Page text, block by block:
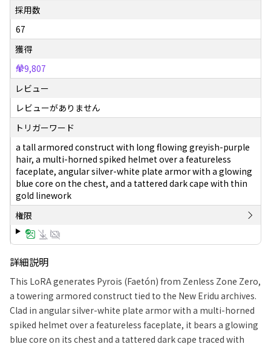
採用数
67
獲得
9,807
レビュー
レビューがありません
トリガーワード
a tall armored construct with long flowing greyish-purple
hair, a multi-horned spiked helmet over a featureless
faceplate, angular silver-white plate armor with a glowing
blue core on the chest, and a tattered dark cape with thin
gold linework
権限
詳細説明
This LoRA generates Pyrois (Faetón) from Zenless Zone Zero,
a towering armored construct tied to the New Eridu archives.
Clad in angular silver-white plate armor with a multi-horned
spiked helmet over a featureless faceplate, it bears a glowing
blue core on its chest and a tattered dark cape traced with